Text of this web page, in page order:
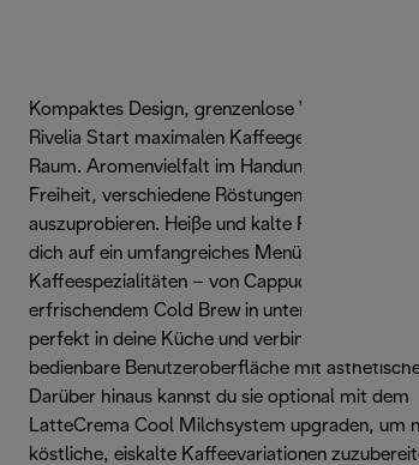
Kompaktes Design, grenzenlose Vielfalt:
Rivelia Start maximalen Kaffeegenuss auf
Raum. Aromenvielfalt im Handumdrehen:
Freiheit, verschiedene Röstungen mühelos
auszuprobieren. Heiße und kalte
dich auf ein umfangreiches Menü mit 10
Kaffeespezialitäten – von Cappuccino bis zu
erfrischendem Cold Brew in unter 5 Minuten.
perfekt in deine Küche und verbindet eine intuitiv
bedienbare Benutzeroberfläche mit
Darüber hinaus kannst du sie optional mit dem
LatteCrema Cool Milchsystem upgraden, um
köstliche, eiskalte Kaffeevariationen